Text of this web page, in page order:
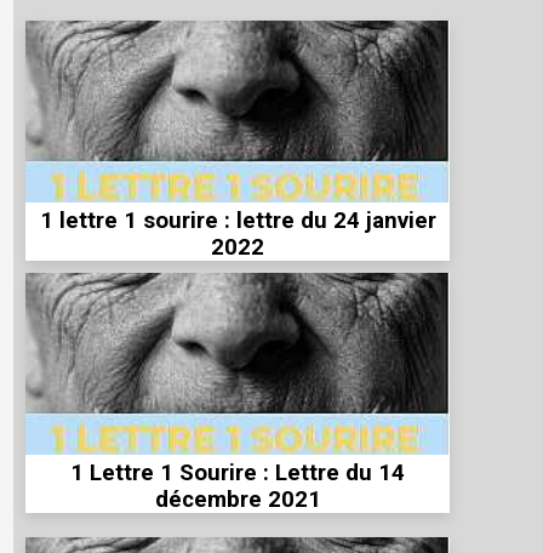
1 lettre 1 sourire : lettre du 24 janvier
2022
1 Lettre 1 Sourire : Lettre du 14
décembre 2021